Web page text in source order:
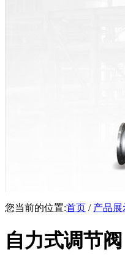
您当前的位置:首页 / 产品展
自力式调节阀